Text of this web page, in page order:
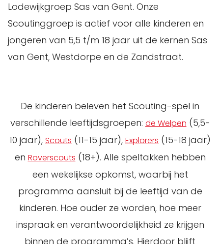
Lodewijkgroep Sas van Gent. Onze
Scoutinggroep is actief voor alle kinderen en
jongeren van 5,5 t/m 18 jaar uit de kernen Sas
van Gent, Westdorpe en de Zandstraat.
De kinderen beleven het Scouting-spel in
verschillende leeftijdsgroepen: de Welpen (5,5-
10 jaar), Scouts (11-15 jaar), Explorers (15-18 jaar)
en Roverscouts (18+). Alle speltakken hebben
een wekelijkse opkomst, waarbij het
programma aansluit bij de leeftijd van de
kinderen. Hoe ouder ze worden, hoe meer
inspraak en verantwoordelijkheid ze krijgen
binnen de programma’s. Hierdoor blijft